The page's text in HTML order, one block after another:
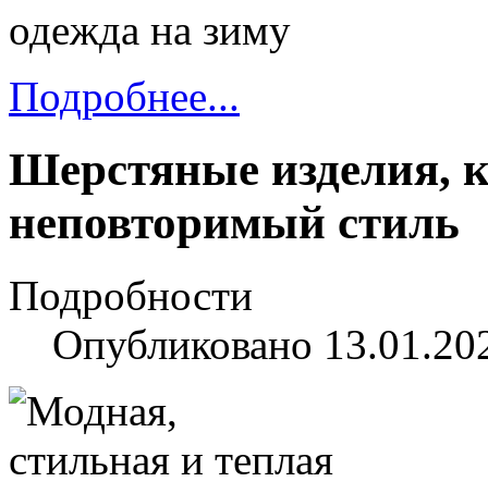
Подробнее...
Шерстяные изделия,
неповторимый стиль
Подробности
Опубликовано